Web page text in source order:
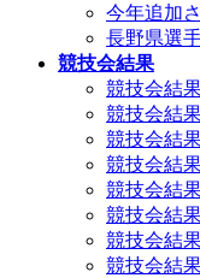
今年追加
長野県選
競技会結果
競技会結
競技会結
競技会結
競技会結
競技会結
競技会結
競技会結
競技会結